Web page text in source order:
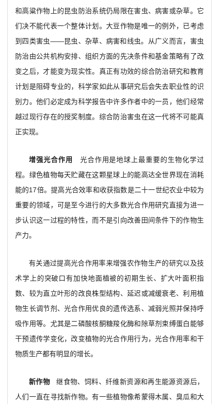
和高粱作物上的昆虫防治系统仍局限在害虫、病害或杂草。它
们决不能代表一个整体计划。大豆作物是唯一的例外，已考虑
到四类害虫——昆虫、杂草、病害和线虫。从广义而言，害虫
防治由公共机构安排、组织方面的先决条件和基金策略有了改
变之后，才能变为现实性。真正有功效的综合防治研究和教育
计划是阻碍专业的，科学家如此从事研究后会失去职业性的识
别力。他们必定成为科学报告中许多作者中的一员，他们经常
越过现行存在的授奖制度。综合防治害虫在这一代将不可能真
正实现。
增强光合作用
光合作用是地球上最重要的生物化学过
程。绿色植物每天贮藏在这颗星球上的能高达全世界现在消耗
能的17倍。提高光合效率和收获指数是二十一世纪农业中较为
重要的领域，可是至今进行的大多数光合作用研究直接为进一
步认识这一过程的特性，而不是引向改善田间条件下的作物生
产力。
有关通过提高光合作用率来增强农作物生产的研究以及技
术学上的突破口有加快地面植被的初期生长、扩大叶面积指
数、较为直立叶形的改良株型结构、延迟或减缓衰老、利用植
物生长调节剂、光合作用优良的遗传选系、减弱光照并保持呼
吸作用等。尤其是二磷酸核酮糖羧化酶和除草剂束缚蛋白能够
干预遗传学变化，改变植物的光合作用行为，光合作用率和干
物质生产都有明显的增长。
新作物
继食物、饲料、纤维新资源和再生能源资源后，
人们一直在寻找新作物。有一些植物像希蒙得木属、臭瓜和大